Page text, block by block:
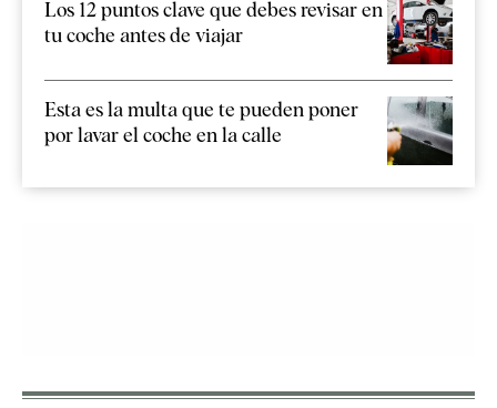
Los 12 puntos clave que debes revisar en
tu coche antes de viajar
Esta es la multa que te pueden poner
por lavar el coche en la calle